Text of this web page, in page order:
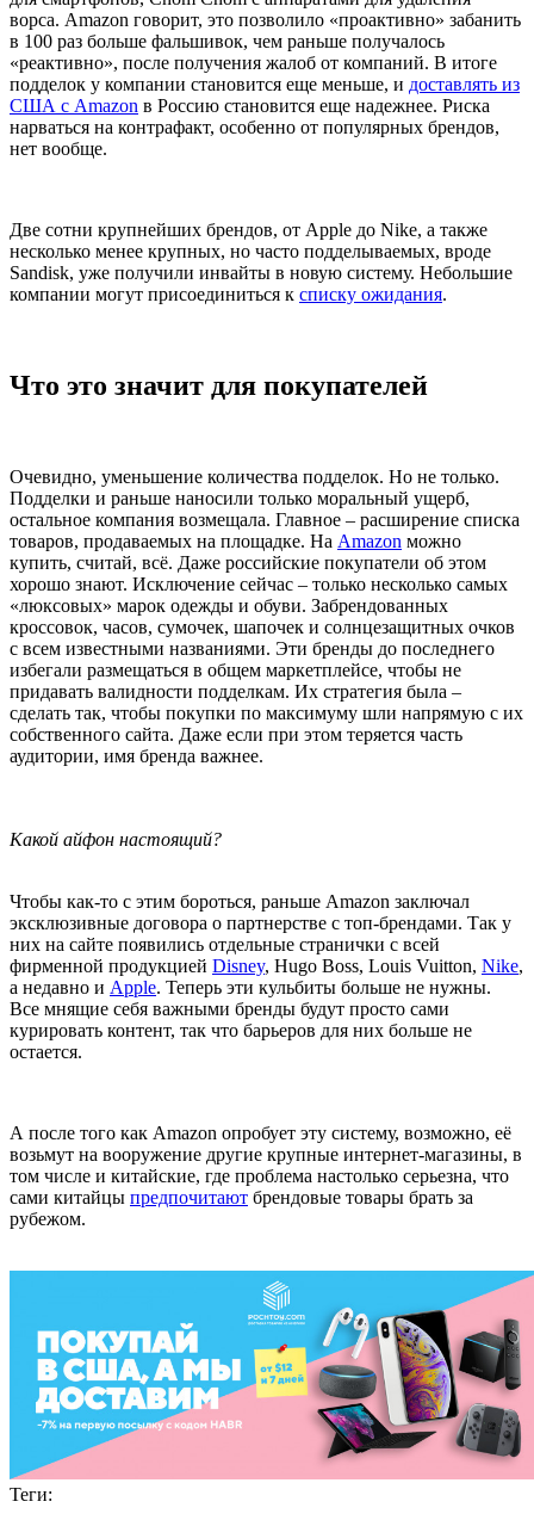
ворса. Amazon говорит, это позволило «проактивно» забанить
в 100 раз больше фальшивок, чем раньше получалось
«реактивно», после получения жалоб от компаний. В итоге
подделок у компании становится еще меньше, и доставлять из
США с Amazon в Россию становится еще надежнее. Риска
нарваться на контрафакт, особенно от популярных брендов,
нет вообще.
Две сотни крупнейших брендов, от Apple до Nike, а также
несколько менее крупных, но часто подделываемых, вроде
Sandisk, уже получили инвайты в новую систему. Небольшие
компании могут присоединиться к списку ожидания.
Что это значит для покупателей
Очевидно, уменьшение количества подделок. Но не только.
Подделки и раньше наносили только моральный ущерб,
остальное компания возмещала. Главное – расширение списка
товаров, продаваемых на площадке. На Amazon можно
купить, считай, всё. Даже российские покупатели об этом
хорошо знают. Исключение сейчас – только несколько самых
«люксовых» марок одежды и обуви. Забрендованных
кроссовок, часов, сумочек, шапочек и солнцезащитных очков
с всем известными названиями. Эти бренды до последнего
избегали размещаться в общем маркетплейсе, чтобы не
придавать валидности подделкам. Их стратегия была –
сделать так, чтобы покупки по максимуму шли напрямую с их
собственного сайта. Даже если при этом теряется часть
аудитории, имя бренда важнее.
Какой айфон настоящий?
Чтобы как-то с этим бороться, раньше Amazon заключал
эксклюзивные договора о партнерстве с топ-брендами. Так у
них на сайте появились отдельные странички с всей
а недавно иApple. Теперь эти кульбиты больше не нужны.
Все мнящие себя важными бренды будут просто сами
курировать контент, так что барьеров для них больше не
остается.
А после того как Amazon опробует эту систему, возможно, её
возьмут на вооружение другие крупные интернет-магазины, в
том числе и китайские, где проблема настолько серьезна, что
сами китайцыпредпочитаютбрендовые товары брать за
рубежом.